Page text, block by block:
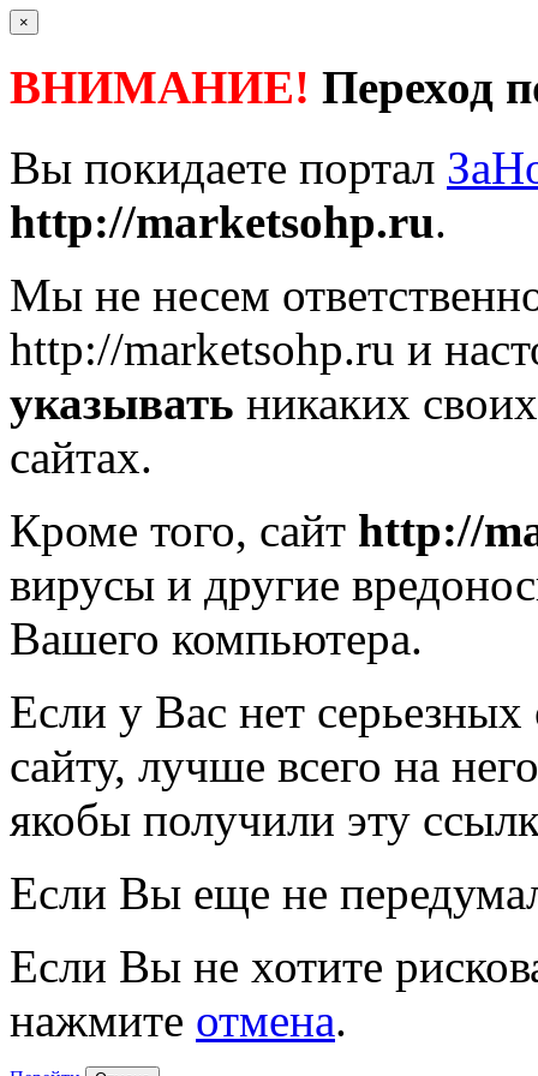
×
ВНИМАНИЕ! Переход
Вы покидаете портал
http://marketsohp.ru.
Мы не несем
http://marketsohp.ru и
указывать никаких
сайтах.
Кроме того, сайт http://
вирусы и другие
Вашего компьютера.
Если у Вас нет
сайту, лучше всего на
якобы получили эту
Если Вы еще не
Если Вы не хотите
нажмите отмена.